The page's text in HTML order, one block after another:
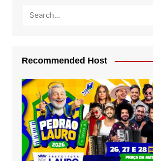
Recommended Host